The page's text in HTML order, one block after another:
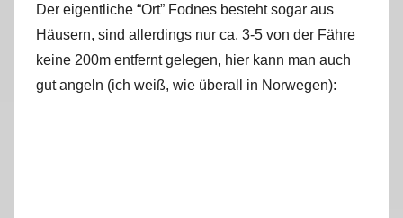
Der eigentliche “Ort” Fodnes besteht sogar aus
Häusern, sind allerdings nur ca. 3-5 von der Fähre
keine 200m entfernt gelegen, hier kann man auch
gut angeln (ich weiß, wie überall in Norwegen):